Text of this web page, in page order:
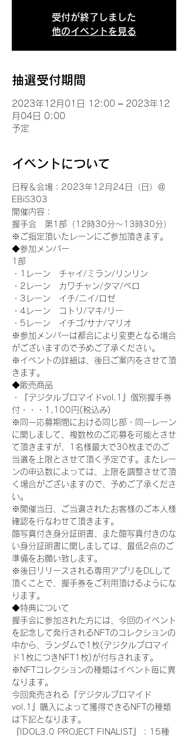
受付が終了しました
他のイベントを見る
抽選受付期間
2023年12月01日 12:00 – 2023年12
月04日 0:00
予定
イベントについて
日程＆会場：2023年12月24日（日）＠
EBiS303
開催内容：
握手会　第1部（12時30分～13時30分）
※ご指定頂いたレーンにご参加頂きます。
◆参加メンバー
1部
・1レーン　チャイ/ミラン/リンリン
・2レーン　カワチャン/タマ/ペロ
・3レーン　イチ/ニイ/ロゼ
・4レーン　コトリ/マキ/リー
・5レーン　イチゴ/サナ/マリオ
※参加メンバーは都合により変更となる場合
がございますので予めご了承ください。
※イベントの詳細は、後日ご案内をさせて頂
きます。
◆販売商品
・『デジタルブロマイドvol.1』個別握手券
付・・・1,100円(税込み)
※同一応募期間における同じ部・同一レーン
に関しまして、複数枚のご応募を可能とさせ
て頂きますが、1名様最大で30枚までのご
当選を上限とさせて頂く予定です。またレー
ンの申込数によっては、上限を調整させて頂
く場合がございますので、予めご了承くださ
い。
※開催当日、ご当選されたお客様のご本人様
確認を行なわせて頂きます。
顔写真付き身分証明書、また顔写真付きのな
い身分証明書に関しましては、最低2点のご
準備をお願い致します。
※後日リリースされる専用アプリをDLして
頂くことで、握手券をご利用頂けるようにな
ります。
◆特典について
握手会に参加された方には、今回のイベント
を記念して発行されるNFTのコレクションの
中から、ランダムで1枚(デジタルブロマイ
ド1枚につきNFT1枚)が付与されます。
※NFTコレクションの種類はイベント毎に異
なります。
今回発売される『デジタルブロマイド
vol.1』購入によって獲得できるNFTの種類
は下記となります。
『IDOL3.0 PROJECT FINALIST』：15種